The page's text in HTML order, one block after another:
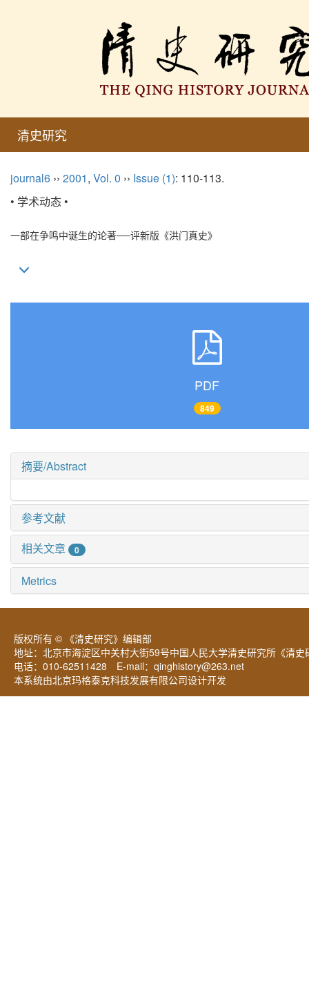
清史研究
journal6 ›› 2001, Vol. 0 ›› Issue (1): 110-113.
• 学术动态 •
一部在争鸣中诞生的论著──评新版《洪门真史》
PDF
849
摘要/Abstract
参考文献
相关文章
0
Metrics
版权所有 © 《清史研究》编辑部
地址：北京市海淀区中关村大街59号中国人民大学清史研究所《
电话：010-62511428 E-mail： qinghistory@263.net
本系统由北京玛格泰克科技发展有限公司设计开发